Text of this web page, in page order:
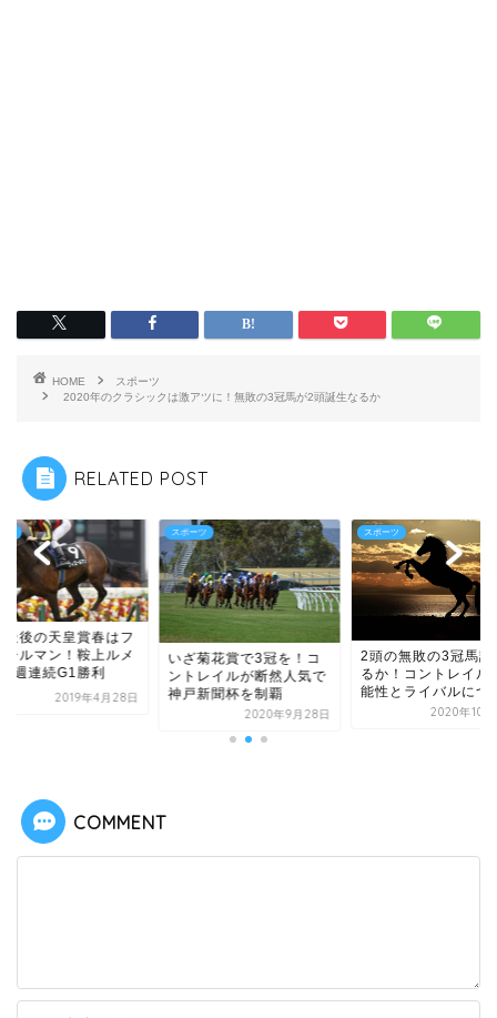
HOME
スポーツ
2020年のクラシックは激アツに！無敗の3冠馬が2頭誕生なるか
RELATED POST
最後の天皇賞春はフ
ールマン！鞍上ルメ
3週連続G1勝利
2019年4月28日
スポーツ
いざ菊花賞で3冠を！コ
ントレイルが断然人気で
神戸新聞杯を制覇
2020年9月28日
スポーツ
2頭の無敗の3冠馬誕
るか！コントレイル
能性とライバルにつ
2020年10
COMMENT